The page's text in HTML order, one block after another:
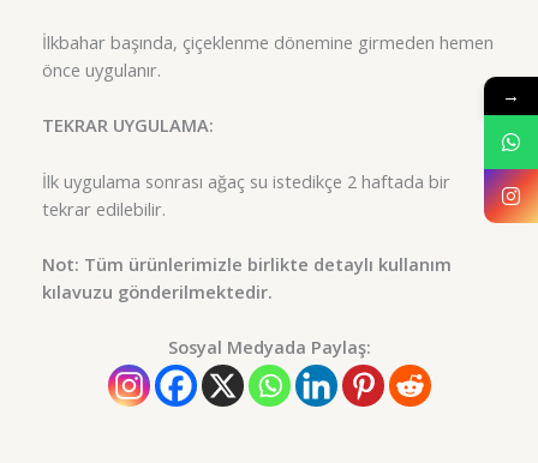
İlkbahar başında, çiçeklenme dönemine girmeden hemen
önce uygulanır.
TEKRAR UYGULAMA:
İlk uygulama sonrası ağaç su istedikçe 2 haftada bir
tekrar edilebilir.
Not: Tüm ürünlerimizle birlikte detaylı kullanım
kılavuzu gönderilmektedir.
Sosyal Medyada Paylaş:
→